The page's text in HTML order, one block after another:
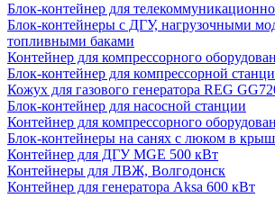
Блок-контейнер для
Блок-контейнеры с ДГУ, нагрузочными
топливными баками
Контейнер для компрессорного
Блок-контейнер для компрессорной
Кожух для газового генератора REG
Блок-контейнер для насосной станции
Контейнер для компрессорного
Блок-контейнеры на санях с люком в
Контейнер для ДГУ MGE 500 кВт
Контейнеры для ЛВЖ, Волгодонск
Контейнер для генератора Aksa 600 кВт